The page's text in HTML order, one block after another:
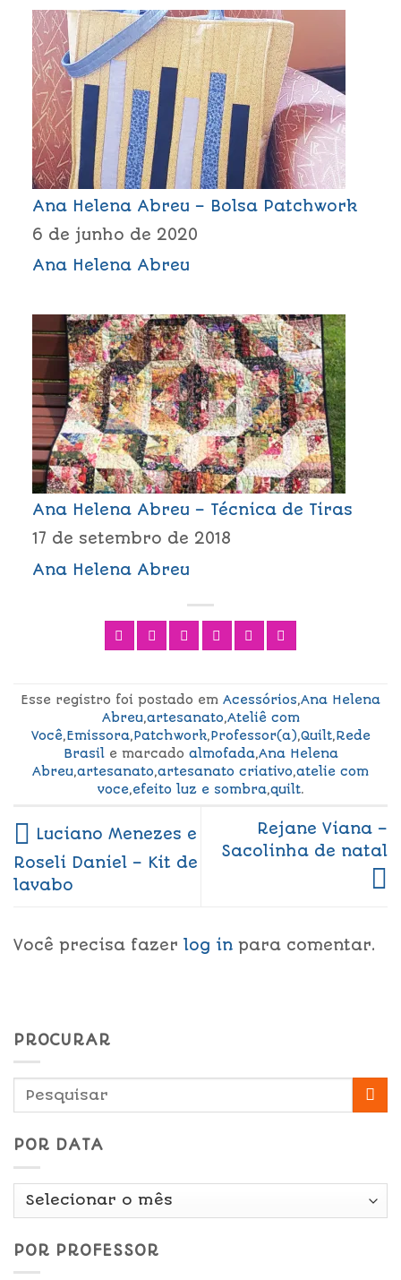
Ana Helena Abreu – Bolsa Patchwork
6 de junho de 2020
Ana Helena Abreu
Ana Helena Abreu – Técnica de Tiras
17 de setembro de 2018
Ana Helena Abreu
Esse registro foi postado em Acessórios,Ana Helena
Abreu,artesanato,Ateliê com
Você,Emissora,Patchwork,Professor(a),Quilt,Rede
Brasile marcado almofada,Ana Helena
Abreu,artesanato,artesanato criativo,atelie com
voce,efeito luz e sombra,quilt.
Luciano Menezes e
Roseli Daniel – Kit de
lavabo
Rejane Viana –
Sacolinha de natal
Você precisa fazer log in para comentar.
PROCURAR
POR DATA
Por
POR PROFESSOR